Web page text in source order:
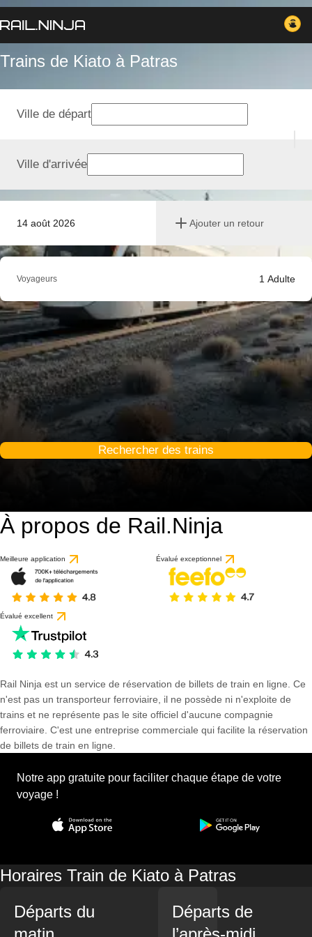
Trains de Kiato à Patras
14 août 2026 Ajouter un retour
Ville de départ
Ville d'arrivée
Voyageurs 1 Adulte
Rechercher des trains
À propos de Rail.Ninja
Meilleure application Évalué exceptionnel
Évalué excellent
Rail Ninja est un service de réservation de billets de train en ligne. Ce
n'est pas un transporteur ferroviaire, il ne possède ni n'exploite de
trains et ne représente pas le site officiel d'aucune compagnie
ferroviaire. C'est une entreprise commerciale qui facilite la réservation
de billets de train en ligne.
Notre app gratuite pour faciliter chaque étape de votre
voyage !
Horaires Train de Kiato à Patras
Départs du
Départs de